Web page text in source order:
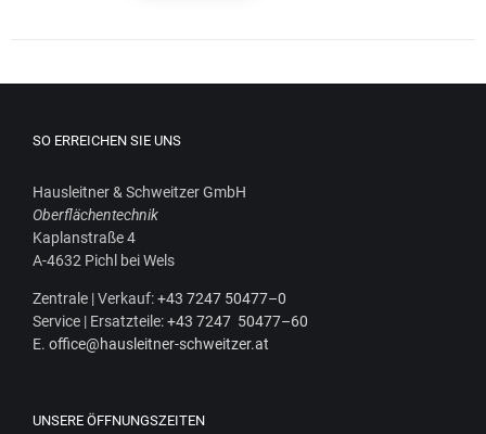
SO ERREICHEN SIE UNS
Haus­leit­ner & Schweit­zer GmbH
Ober­flä­chen­tech­nik
Kaplan­stra­ße 4
A‑4632 Pichl bei Wels
Zen­tra­le | Ver­kauf:+43 7247 50477–0
Ser­vice | Ersatz­tei­le:+43 7247 50477–60
E. office@hausleitner-schweitzer.at
UNSERE ÖFFNUNGSZEITEN